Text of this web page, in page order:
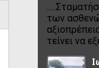
των
τείνει να